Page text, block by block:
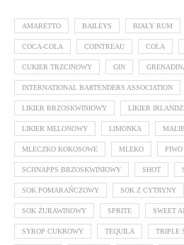
AMARETTO BAILEYS BIAŁY RUM
COCA-COLA COINTREAU COLA
CUKIER TRZCINOWY GIN
INTERNATIONAL BARTENDERS ASSOCIATION
LIKIER BRZOSKWINIOWY LIKIER
LIKIER MELONOWY LIMONKA
MLECZKO KOKOSOWE MLEKO PIWO
SCHNAPPS BRZOSKWINIOWY SHOT
SOK POMARAŃCZOWY SOK Z CYTRYNY
SOK ŻURAWINOWY SPRITE SWEET
SYROP CUKROWY TEQUILA TRIPLE